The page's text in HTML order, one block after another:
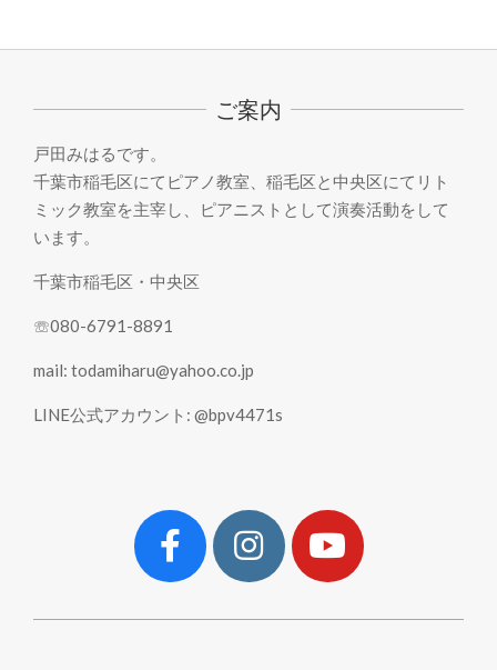
04-
ご案内
戸田みはるです。
千葉市稲毛区にてピアノ教室、稲毛区と中央区にてリト
ミック教室を主宰し、ピアニストとして演奏活動をして
います。
千葉市稲毛区・中央区
☏080-6791-8891
mail: todamiharu@yahoo.co.jp
LINE公式アカウント: @bpv4471s